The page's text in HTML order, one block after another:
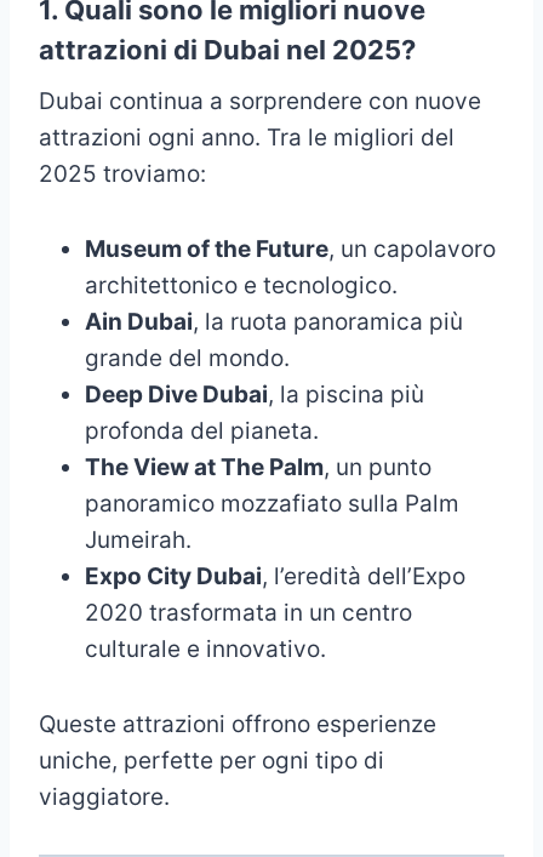
1. Quali sono le migliori nuove
attrazioni di Dubai nel 2025?
Dubai continua a sorprendere con nuove
attrazioni ogni anno. Tra le migliori del
2025 troviamo:
Museum of the Future, un capolavoro
architettonico e tecnologico.
Ain Dubai, la ruota panoramica più
grande del mondo.
Deep Dive Dubai, la piscina più
profonda del pianeta.
The View at The Palm, un punto
panoramico mozzafiato sulla Palm
Jumeirah.
Expo City Dubai, l’eredità dell’Expo
2020 trasformata in un centro
culturale e innovativo.
Queste attrazioni offrono esperienze
uniche, perfette per ogni tipo di
viaggiatore.